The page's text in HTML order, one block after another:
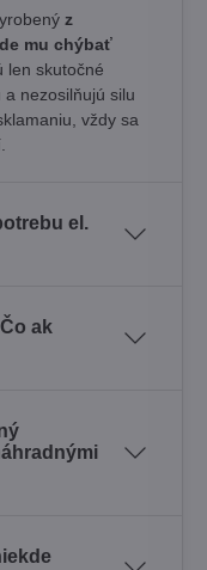
z
mu chýbať
len skutočné
nezosilňujú silu
vždy sa
el.
ak